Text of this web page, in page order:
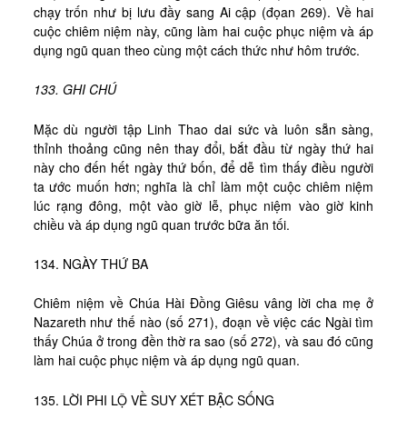
chạy trốn như bị lưu đầy sang Ai cập (đọan 269). Về hai
cuộc chiêm niệm này, cũng làm hai cuộc phục niệm và áp
dụng ngũ quan theo cùng một cách thức như hôm trước.
133. GHI CHÚ
Mặc dù người tập Linh Thao dai sức và luôn sẵn sàng,
thỉnh thoảng cũng nên thay đổi, bắt đầu từ ngày thứ hai
này cho đến hết ngày thứ bốn, để dễ tìm thấy điều người
ta ước muốn hơn; nghĩa là chỉ làm một cuộc chiêm niệm
lúc rạng đông, một vào giờ lễ, phục niệm vào giờ kinh
chiều và áp dụng ngũ quan trước bữa ăn tối.
134. NGÀY THỨ BA
Chiêm niệm về Chúa Hài Đồng Giêsu vâng lời cha mẹ ở
Nazareth như thế nào (số 271), đoạn về việc các Ngài tìm
thấy Chúa ở trong đền thờ ra sao (số 272), và sau đó cũng
làm hai cuộc phục niệm và áp dụng ngũ quan.
135. LỜI PHI LỘ VỀ SUY XÉT BẬC SỐNG